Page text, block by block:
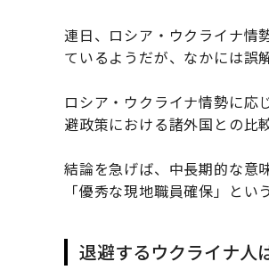
連日、ロシア・ウクライナ情
ているようだが、なかには誤
ロシア・ウクライナ情勢に応
避政策における諸外国との比
結論を急げば、中長期的な意
「優秀な現地職員確保」とい
退避するウクライナ人